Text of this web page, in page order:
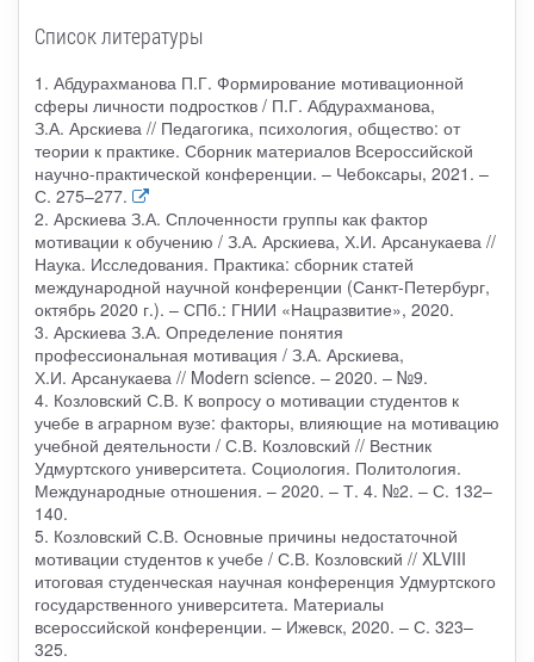
Список литературы
1. Абдурахманова П.Г. Формирование мотивационной
сферы личности подростков / П.Г. Абдурахманова,
З.А. Арскиева // Педагогика, психология, общество: от
теории к практике. Сборник материалов Всероссийской
научно-практической конференции. – Чебоксары, 2021. –
С. 275–277.
2. Арскиева З.А. Сплоченности группы как фактор
мотивации к обучению / З.А. Арскиева, Х.И. Арсанукаева //
Наука. Исследования. Практика: сборник статей
международной научной конференции (Санкт-Петербург,
октябрь 2020 г.). – СПб.: ГНИИ «Нацразвитие», 2020.
3. Арскиева З.А. Определение понятия
профессиональная мотивация / З.А. Арскиева,
Х.И. Арсанукаева // Modern science. – 2020. – №9.
4. Козловский С.В. К вопросу о мотивации студентов к
учебе в аграрном вузе: факторы, влияющие на мотивацию
учебной деятельности / С.В. Козловский // Вестник
Удмуртского университета. Социология. Политология.
Международные отношения. – 2020. – Т. 4. №2. – С. 132–
140.
5. Козловский С.В. Основные причины недостаточной
мотивации студентов к учебе / С.В. Козловский // XLVIII
итоговая студенческая научная конференция Удмуртского
государственного университета. Материалы
всероссийской конференции. – Ижевск, 2020. – С. 323–
325.